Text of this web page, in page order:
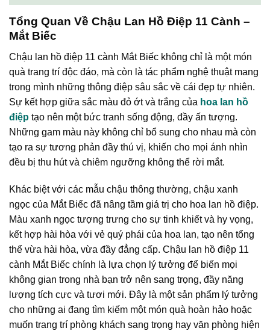
Tổng Quan Về Chậu Lan Hồ Điệp 11 Cành –
Mắt Biếc
Chậu lan hồ điệp 11 cành Mắt Biếc không chỉ là một món
quà trang trí độc đáo, mà còn là tác phẩm nghệ thuật mang
trong mình những thông điệp sâu sắc về cái đẹp tự nhiên.
Sự kết hợp giữa sắc màu đỏ ớt và trắng của hoa lan hồ
điệp tạo nên một bức tranh sống động, đầy ấn tượng.
Những gam màu này không chỉ bổ sung cho nhau mà còn
tạo ra sự tương phản đầy thú vị, khiến cho mọi ánh nhìn
đều bị thu hút và chiêm ngưỡng không thể rời mắt.
Khác biệt với các mẫu chậu thông thường, chậu xanh
ngọc của Mắt Biếc đã nâng tầm giá trị cho hoa lan hồ điệp.
Màu xanh ngọc tượng trưng cho sự tinh khiết và hy vọng,
kết hợp hài hòa với vẻ quý phái của hoa lan, tạo nên tổng
thể vừa hài hòa, vừa đầy đẳng cấp. Chậu lan hồ điệp 11
cành Mắt Biếc chính là lựa chọn lý tưởng để biến mọi
không gian trong nhà bạn trở nên sang trọng, đầy năng
lượng tích cực và tươi mới. Đây là một sản phẩm lý tưởng
cho những ai đang tìm kiếm một món quà hoàn hảo hoặc
muốn trang trí phòng khách sang trọng hay văn phòng hiện